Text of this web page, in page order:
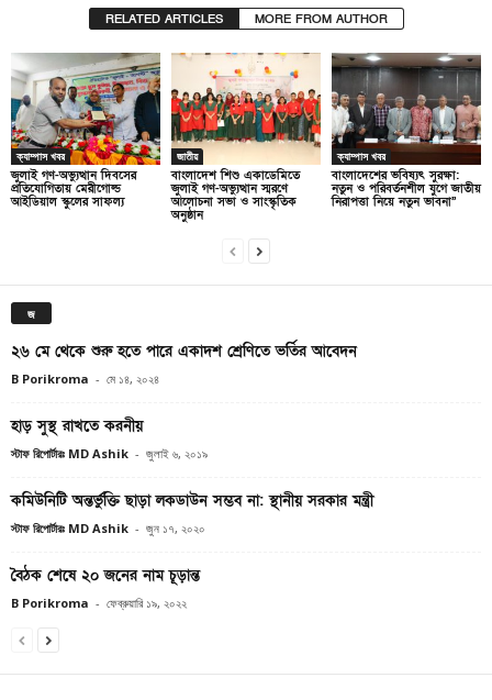
RELATED ARTICLES MORE FROM AUTHOR
ক্যাম্পাস খবর
জুলাই গণ-অভ্যুত্থান দিবসের
প্রতিযোগিতায় মেরীগোল্ড
আইডিয়াল স্কুলের সাফল্য
জাতীয়
বাংলাদেশ শিশু একাডেমিতে
জুলাই গণ-অভ্যুত্থান স্মরণে
আলোচনা সভা ও সাংস্কৃতিক
অনুষ্ঠান
ক্যাম্পাস খবর
বাংলাদেশের ভবিষ্যৎ সুরক্ষা:
নতুন ও পরিবর্তনশীল যুগে জাতীয়
নিরাপত্তা নিয়ে নতুন ভাবনা”
জ
২৬ মে থেকে শুরু হতে পারে একাদশ শ্রেণিতে ভর্তির আবেদন
B Porikroma - মে ১৪, ২০২৪
হাড় সুস্থ রাখতে করনীয়
স্টাফ রিপোর্টারঃ MD Ashik - জুলাই ৬, ২০১৯
কমিউনিটি অন্তর্ভুক্তি ছাড়া লকডাউন সম্ভব না: স্থানীয় সরকার মন্ত্রী
স্টাফ রিপোর্টারঃ MD Ashik - জুন ১৭, ২০২০
বৈঠক শেষে ২০ জনের নাম চূড়ান্ত
B Porikroma - ফেব্রুয়ারি ১৯, ২০২২